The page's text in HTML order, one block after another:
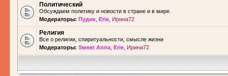
Политический
Обсуждаем политику и новости в стране и в мире.
Модераторы: Пудик Erie Ирина72
Религия
Все о религии, спиритуальности, смысле жизни
Модераторы: Sweet Anna Erie Ирина72